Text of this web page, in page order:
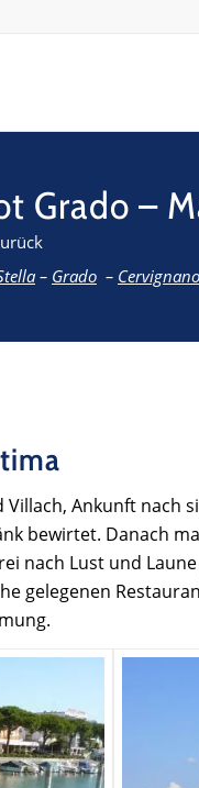
Grado –
– Grado – Cervignano
Ankunft nach
bewirtet. Danach
nach Lust und
gelegenen